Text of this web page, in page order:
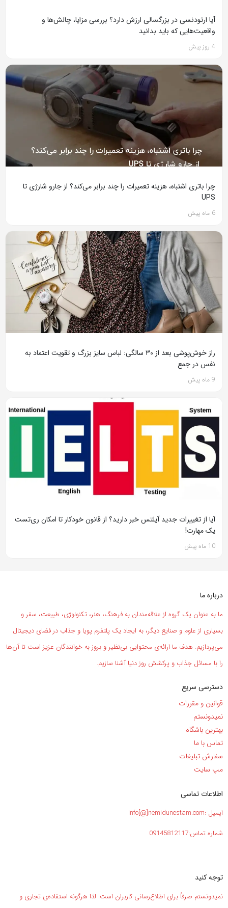
آیا ارتودنسی در بزرگسالی ارزش دارد؟ بررسی مزایا، چالش‌ها و
واقعیت‌هایی که باید بدانید
4 روز پیش
چرا باتری اشتباه، هزینه تعمیرات را چند برابر می‌کند؟ از جارو شارژی تا
UPS
6 ماه پیش
راز خوش‌پوشی بعد از ۳۰ سالگی: لباس سایز بزرگ و تقویت اعتماد به
نفس در جمع
9 ماه پیش
آیا از تغییرات جدید آیلتس خبر دارید؟ از قانون خودکار تا امکان ری‌تست
یک مهارت!
10 ماه پیش
درباره ما
ما به عنوان یک گروه از علاقه‌مندان به فرهنگ، هنر، تکنولوژی، طبیعت، سفر و
بسیاری از علوم و صنایع دیگر، به ایجاد یک پلتفرم پویا و جذاب در فضای دیجیتال
می‌پردازیم. هدف ما ارائه‌ی محتوایی بی‌نظیر و بروز به خوانندگان عزیز است تا آن‌ها
را با مسائل جذاب و پرکشش روز دنیا آشنا سازیم.
دسترسی سریع
قوانین و مقررات
نمیدونستم
بهترین باشگاه
تماس با ما
سفارش تبلیغات
مپ سایت
اطلاعات تماسی
ایمیل :info[@]nemidunestam.com
شماره تماس:09145812117
توجه کنید
نمیدونستم صرفاً برای اطلاع‌رسانی کاربران است. لذا هرگونه استفاده‌ی تجاری و